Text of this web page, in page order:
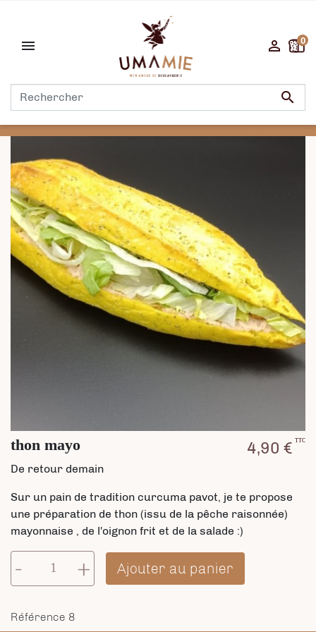


 0
thon mayo 4,90 € TTC
De retour demain
Sur un pain de tradition curcuma pavot, je te propose
une préparation de thon (issu de la pêche raisonnée)
mayonnaise , de l'oignon frit et de la salade :)
- + Ajouter au panier
Référence 8